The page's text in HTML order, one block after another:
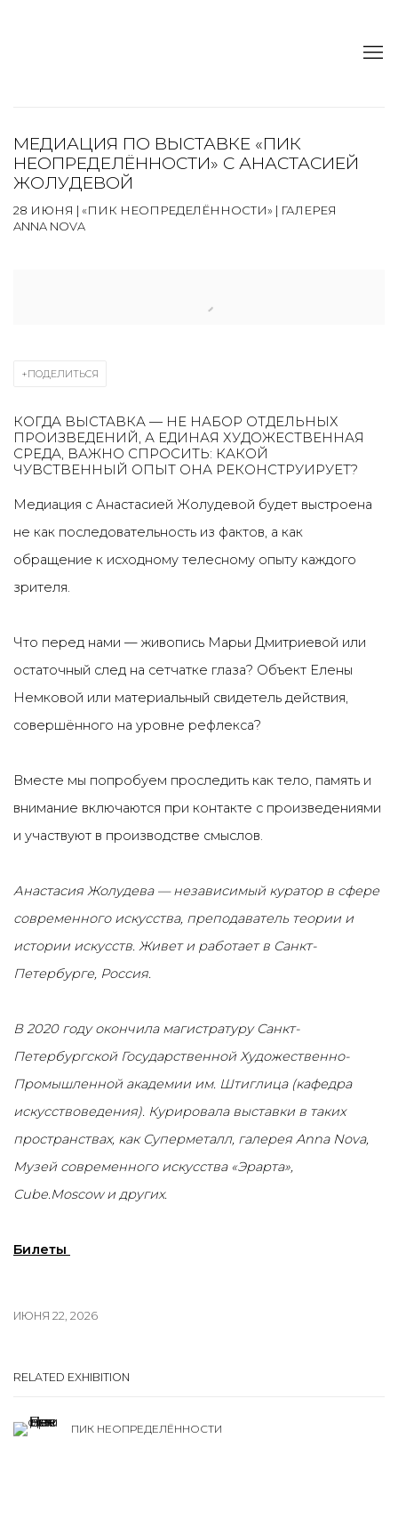
МЕДИАЦИЯ ПО ВЫСТАВКЕ «ПИК
НЕОПРЕДЕЛЁННОСТИ» С АНАСТАСИЕЙ
ЖОЛУДЕВОЙ
28 ИЮНЯ | «ПИК НЕОПРЕДЕЛЁННОСТИ» | ГАЛЕРЕЯ
ANNA NOVA
ПОДЕЛИТЬСЯ
КОГДА ВЫСТАВКА — НЕ НАБОР ОТДЕЛЬНЫХ
ПРОИЗВЕДЕНИЙ, А ЕДИНАЯ ХУДОЖЕСТВЕННАЯ
СРЕДА, ВАЖНО СПРОСИТЬ: КАКОЙ
ЧУВСТВЕННЫЙ ОПЫТ ОНА РЕКОНСТРУИРУЕТ?
Медиация с Анастасией Жолудевой будет выстроена
не как последовательность из фактов, а как
обращение к исходному телесному опыту каждого
зрителя.
Что перед нами — живопись Марьи Дмитриевой или
остаточный след на сетчатке глаза? Объект Елены
Немковой или материальный свидетель действия,
совершённого на уровне рефлекса?
Вместе мы попробуем проследить как тело, память и
внимание включаются при контакте с произведениями
и участвуют в производстве смыслов.
Анастасия Жолудева — независимый куратор в сфере
современного искусства, преподаватель теории и
истории искусств. Живет и работает в Санкт-
Петербурге, Россия.
В 2020 году окончила магистратуру Санкт-
Петербургской Государственной Художественно-
Промышленной академии им. Штиглица (кафедра
искусствоведения). Курировала выставки в таких
пространствах, как Суперметалл, галерея Anna Nova,
Музей современного искусства «Эрарта»,
Cube.Moscow и других.
Билеты
ИЮНЯ 22, 2026
RELATED EXHIBITION
ПИК НЕОПРЕДЕЛЁННОСТИ